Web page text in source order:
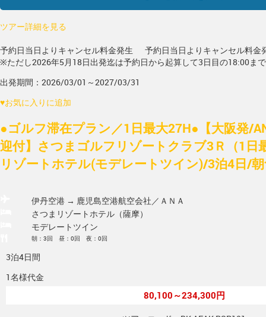
ツアー詳細を見る
予約日当日よりキャンセル料金発生
予約日当日よりキャンセル料金
※ただし2026年5月18日出発迄は予約日から起算して3日目の18:00ま
出発期間：2026/03/01～2027/03/31
♥お気に入りに追加
●ゴルフ滞在プラン／1日最大27H●【大阪発/
迎付】さつまゴルフリゾートクラブ3Ｒ（1日
リゾートホテル(モデレートツイン)/3泊4日/
伊丹空港 → 鹿児島空港航空会社／ＡＮＡ
さつまリゾートホテル（薩摩）
モデレートツイン
朝：3回 昼：0回 夜：0回
3泊4日間
1名様代金
80,100～234,300円